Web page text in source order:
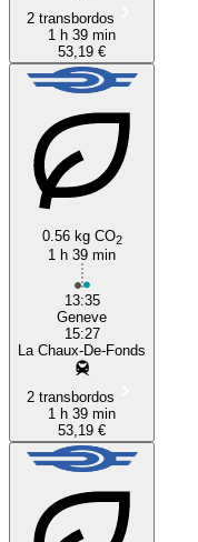
2 transbordos
1 h 39 min
53,19 €
0.56 kg CO2
1 h 39 min
13:35
Geneve
15:27
La Chaux-De-Fonds
2 transbordos
1 h 39 min
53,19 €